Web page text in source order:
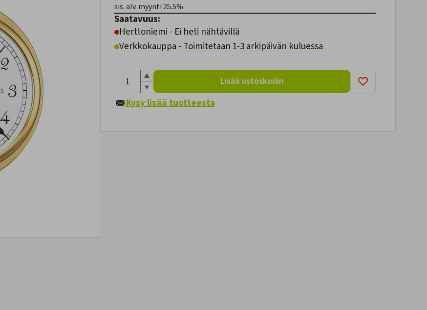
sis. alv. myynti 25.5%
Saatavuus:
Herttoniemi - Ei heti nähtävillä
Verkkokauppa - Toimitetaan 1-3 arkipäivän kuluessa
Lisää ostoskoriin
Kysy lisää tuotteesta